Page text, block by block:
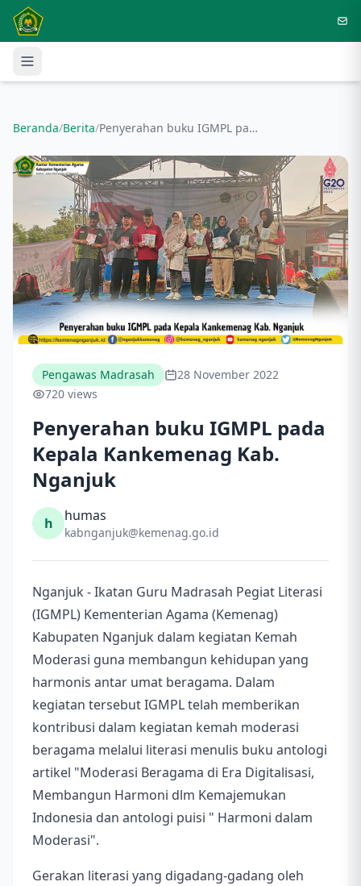
Langsung ke konten utama
Beranda/Berita/ Penyerahan buku IGMPL pada Kepala Kankemenag Kab. Nganjuk
Pengawas Madrasah
28 November 2022
720 views
Penyerahan buku IGMPL pada
Kepala Kankemenag Kab.
Nganjuk
h humas
kabnganjuk@kemenag.go.id
Nganjuk - Ikatan Guru Madrasah Pegiat Literasi
(IGMPL) Kementerian Agama (Kemenag)
Kabupaten Nganjuk dalam kegiatan Kemah
Moderasi guna membangun kehidupan yang
harmonis antar umat beragama. Dalam
kegiatan tersebut IGMPL telah memberikan
kontribusi dalam kegiatan kemah moderasi
beragama melalui literasi menulis buku antologi
artikel "Moderasi Beragama di Era Digitalisasi,
Membangun Harmoni dlm Kemajemukan
Indonesia dan antologi puisi " Harmoni dalam
Moderasi".
Gerakan literasi yang digadang-gadang oleh